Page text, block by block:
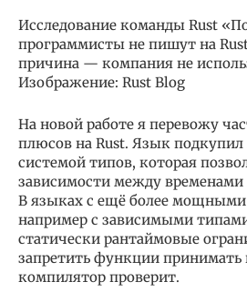
Исследование команды Rust
программисты не пишут на
причина — компания не
Изображение: Rust Blog
На новой работе я перевожу
плюсов на Rust. Язык
системой типов, которая
зависимости между
В языках с ещё более мощными
например с зависимыми
статически рантаймовые
запретить функции
компилятор проверит.